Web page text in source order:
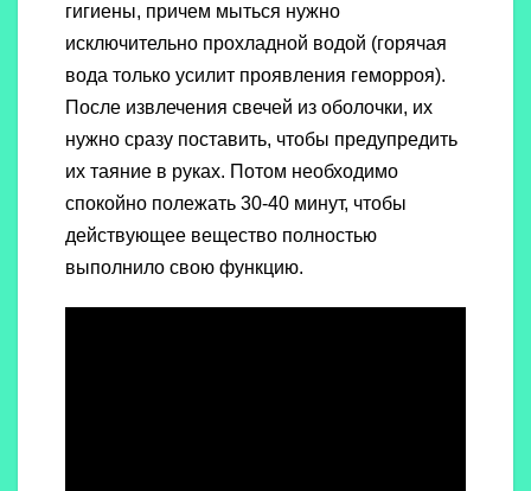
гигиены, причем мыться нужно
исключительно прохладной водой (горячая
вода только усилит проявления геморроя).
После извлечения свечей из оболочки, их
нужно сразу поставить, чтобы предупредить
их таяние в руках. Потом необходимо
спокойно полежать 30-40 минут, чтобы
действующее вещество полностью
выполнило свою функцию.